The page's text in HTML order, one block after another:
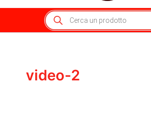
Menu
Products
search
video-2